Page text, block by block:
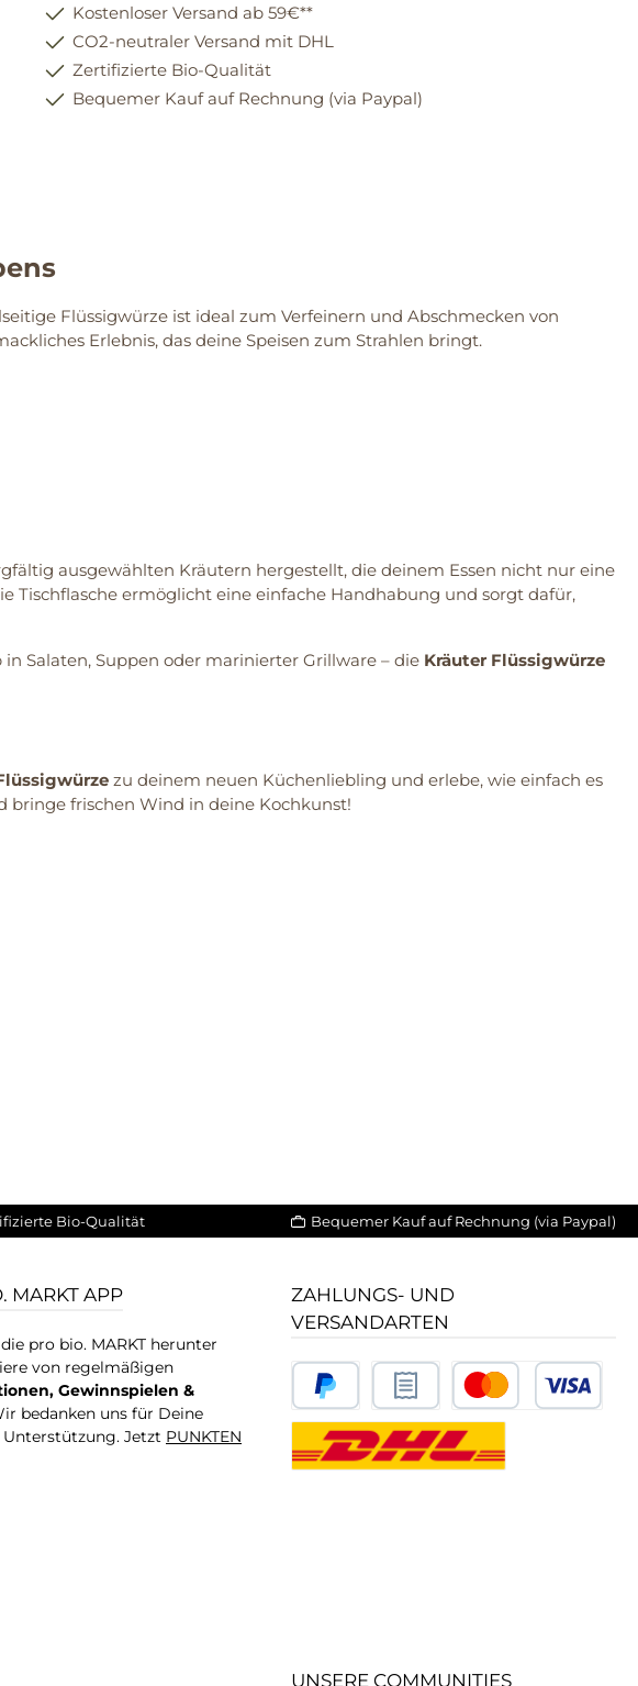
Kostenloser Versand ab 59€**
CO2-neutraler Versand mit DHL
Zertifizierte Bio-Qualität
Bequemer Kauf auf Rechnung (via Paypal)
Flüssigwürze ist ideal zum Verfeinern und Abschmecken von
Erlebnis, das deine Speisen zum Strahlen bringt.
ausgewählten Kräutern hergestellt, die deinem Essen nicht nur eine
Tischflasche ermöglicht eine einfache Handhabung und sorgt dafür,
Salaten, Suppen oder marinierter Grillware – die Kräuter Flüssigwürze
zu deinem neuen Küchenliebling und erlebe, wie einfach es
bringe frischen Wind in deine Kochkunst!
Bio-Qualität Bequemer Kauf auf Rechnung (via Paypal)
MARKT APP
pro bio. MARKT herunter
von regelmäßigen
Gewinnspielen &
bedanken uns für Deine
Unterstützung. Jetzt PUNKTEN
ZAHLUNGS- UND
VERSANDARTEN
UNSERE COMMUNITIES